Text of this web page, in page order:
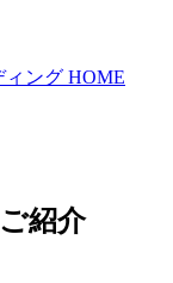
ング HOME
紹介